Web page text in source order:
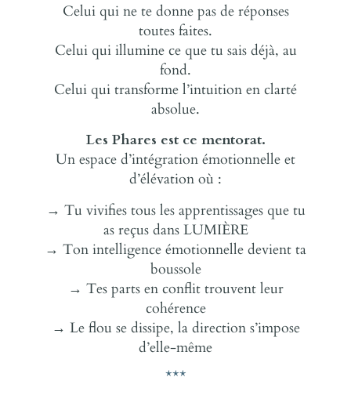
Celui qui ne te donne pas de réponses
toutes faites.
Celui qui illumine ce que tu sais déjà, au
fond.
Celui qui transforme l’intuition en clarté
absolue.
Les Phares est ce mentorat.
Un espace d’intégration émotionnelle et
d’élévation où :
→ Tu vivifies tous les apprentissages que tu
as reçus dans LUMIÈRE
→ Ton intelligence émotionnelle devient ta
boussole
→ Tes parts en conflit trouvent leur
cohérence
→ Le flou se dissipe, la direction s’impose
d’elle-même
***